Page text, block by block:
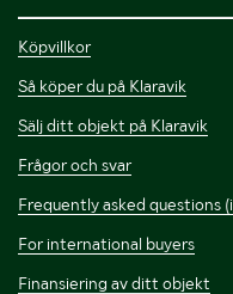
Köpvillkor
Så köper du på Klaravik
Sälj ditt objekt på Klaravik
Frågor och svar
Frequently asked questions
For international buyers
Finansiering av ditt objekt